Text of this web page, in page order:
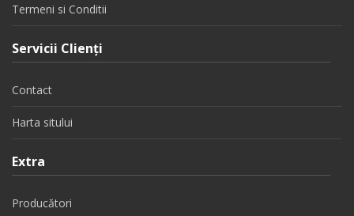
Termeni si Conditii
Servicii Clienţi
Contact
Harta sitului
Extra
Producători